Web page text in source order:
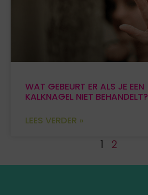
WAT GEBEURT ER ALS JE EEN
KALKNAGEL NIET BEHANDELT?
LEES VERDER »
1 2